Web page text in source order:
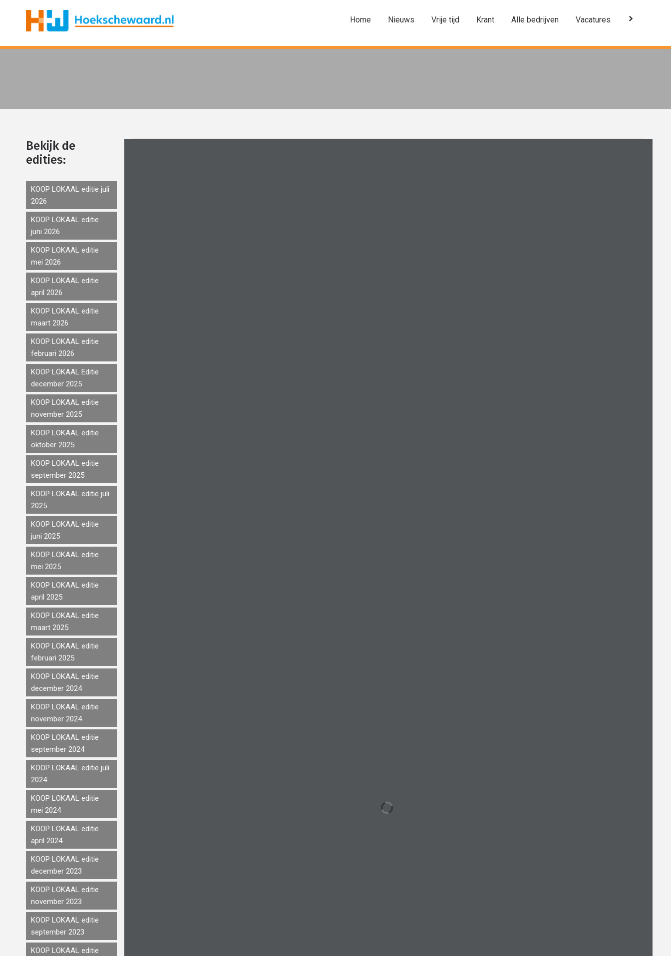
Home Nieuws Vrije tijd Krant Alle bedrijven Vacatures
Bekijk de
edities:
KOOP LOKAAL editie juli
2026
KOOP LOKAAL editie
juni 2026
KOOP LOKAAL editie
mei 2026
KOOP LOKAAL editie
april 2026
KOOP LOKAAL editie
maart 2026
KOOP LOKAAL editie
februari 2026
KOOP LOKAAL Editie
december 2025
KOOP LOKAAL editie
november 2025
KOOP LOKAAL editie
oktober 2025
KOOP LOKAAL editie
september 2025
KOOP LOKAAL editie juli
2025
KOOP LOKAAL editie
juni 2025
KOOP LOKAAL editie
mei 2025
KOOP LOKAAL editie
april 2025
KOOP LOKAAL editie
maart 2025
KOOP LOKAAL editie
februari 2025
KOOP LOKAAL editie
december 2024
KOOP LOKAAL editie
november 2024
KOOP LOKAAL editie
september 2024
KOOP LOKAAL editie juli
2024
KOOP LOKAAL editie
mei 2024
KOOP LOKAAL editie
april 2024
KOOP LOKAAL editie
december 2023
KOOP LOKAAL editie
november 2023
KOOP LOKAAL editie
september 2023
KOOP LOKAAL editie